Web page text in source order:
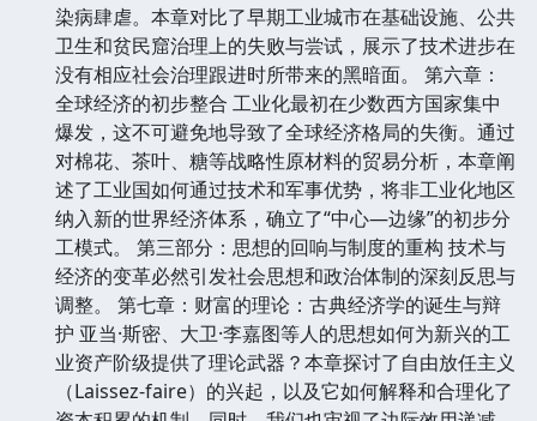
染病肆虐。本章对比了早期工业城市在基础设施、公共
卫生和贫民窟治理上的失败与尝试，展示了技术进步在
没有相应社会治理跟进时所带来的黑暗面。 第六章：
全球经济的初步整合 工业化最初在少数西方国家集中
爆发，这不可避免地导致了全球经济格局的失衡。通过
对棉花、茶叶、糖等战略性原材料的贸易分析，本章阐
述了工业国如何通过技术和军事优势，将非工业化地区
纳入新的世界经济体系，确立了“中心—边缘”的初步分
工模式。 第三部分：思想的回响与制度的重构 技术与
经济的变革必然引发社会思想和政治体制的深刻反思与
调整。 第七章：财富的理论：古典经济学的诞生与辩
护 亚当·斯密、大卫·李嘉图等人的思想如何为新兴的工
业资产阶级提供了理论武器？本章探讨了自由放任主义
（Laissez-faire）的兴起，以及它如何解释和合理化了